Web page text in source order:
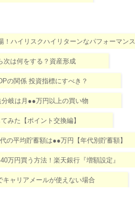
ハイリスクハイリターンなパフォーマンス
次は何をする？資産形成
の関係 投資指標にすべき？
岐は月●●万円以上の買い物
みた【ポイント交換編】
の平均貯蓄額は●●万円【年代別貯蓄額】
万円買う方法！楽天銀行『増額設定』
ャリアメールが使えない場合